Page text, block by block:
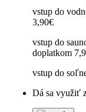
vstup do
3,90€
vstup do
doplatkom
vstup do
Dá sa využiť